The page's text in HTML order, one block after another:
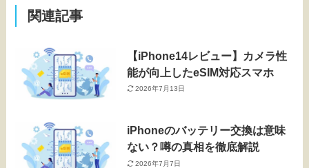
関連記事
【iPhone14レビュー】カメラ性
能が向上したeSIM対応スマホ
2026年7月13日
iPhoneのバッテリー交換は意味
ない？噂の真相を徹底解説
2026年7月7日